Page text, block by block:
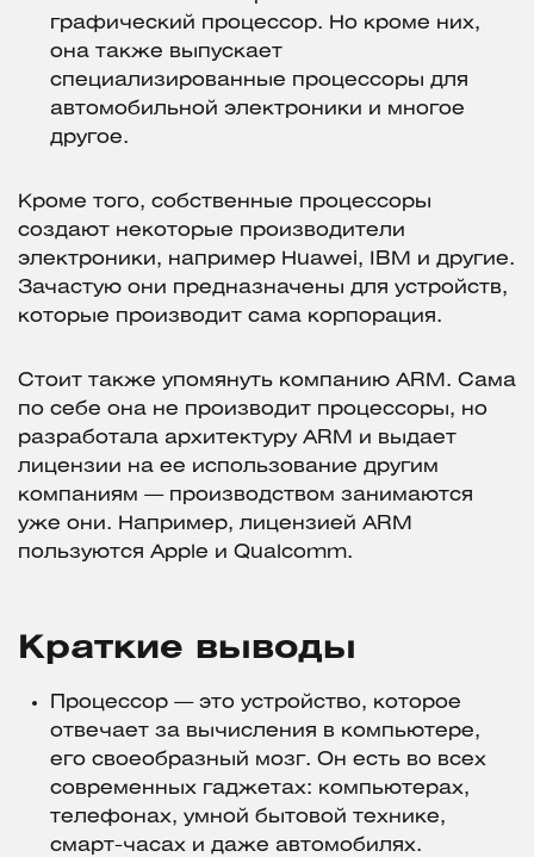
графический процессор. Но кроме них,
она также выпускает
специализированные процессоры для
автомобильной электроники и многое
другое.
Кроме того, собственные процессоры
создают некоторые производители
электроники, например Huawei, IBM и другие.
Зачастую они предназначены для устройств,
которые производит сама корпорация.
Стоит также упомянуть компанию ARM. Сама
по себе она не производит процессоры, но
разработала архитектуру ARM и выдает
лицензии на ее использование другим
компаниям — производством занимаются
уже они. Например, лицензией ARM
пользуются Apple и Qualcomm.
Краткие выводы
Процессор — это устройство, которое
отвечает за вычисления в компьютере,
его своеобразный мозг. Он есть во всех
современных гаджетах: компьютерах,
телефонах, умной бытовой технике,
смарт-часах и даже автомобилях.